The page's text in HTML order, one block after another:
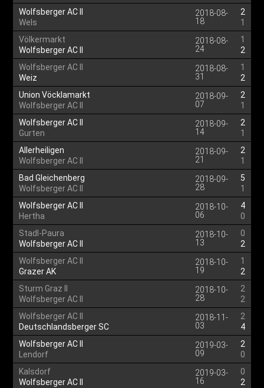
Wolfsberger AC II
Wels
2018-08-
18
2
1
Völkermarkt
Wolfsberger AC II
2018-08-
24
1
2
Wolfsberger AC II
Weiz
2018-08-
31
1
2
Union Vöcklamarkt
Wolfsberger AC II
2018-09-
07
2
1
Wolfsberger AC II
Gurten
2018-09-
14
2
1
Allerheiligen
Wolfsberger AC II
2018-09-
21
2
1
Bad Gleichenberg
Wolfsberger AC II
2018-09-
28
5
1
Wolfsberger AC II
Hertha
2018-10-
06
4
0
Stadl-Paura
Wolfsberger AC II
2018-10-
13
0
2
Wolfsberger AC II
Grazer AK
2018-10-
19
1
2
Sturm Graz II
Wolfsberger AC II
2018-10-
28
2
2
Wolfsberger AC II
Deutschlandsberger SC
2018-11-
03
2
4
Wolfsberger AC II
Lendorf
2019-03-
09
2
0
Kalsdorf
Wolfsberger AC II
2019-03-
16
0
2